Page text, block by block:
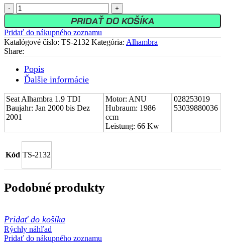
množstvo
Stred
turboduchadla
(CHRA)
Seat
Alhambra
TDI
028253019
PRIDAŤ DO KOŠÍKA
Pridať do nákupného zoznamu
Katalógové číslo: TS-2132 Kategória: Alhambra
Share:
Popis
Ďalšie informácie
Seat Alhambra 1.9 TDI
Baujahr: Jan 2000 bis Dez
2001
Motor: ANU
Hubraum: 1986
ccm
Leistung: 66 Kw
028253019
53039880036
Kód TS-2132
Podobné produkty
Pridať do košíka
Rýchly náhľad
Pridať do nákupného zoznamu